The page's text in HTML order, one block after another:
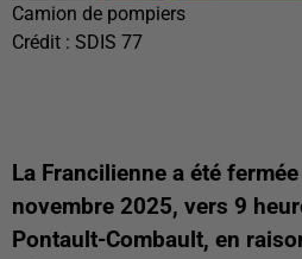
Camion de pompiers
Crédit : SDIS 77
La Francilienne a été
novembre 2025, vers 9
Pontault-Combault, en